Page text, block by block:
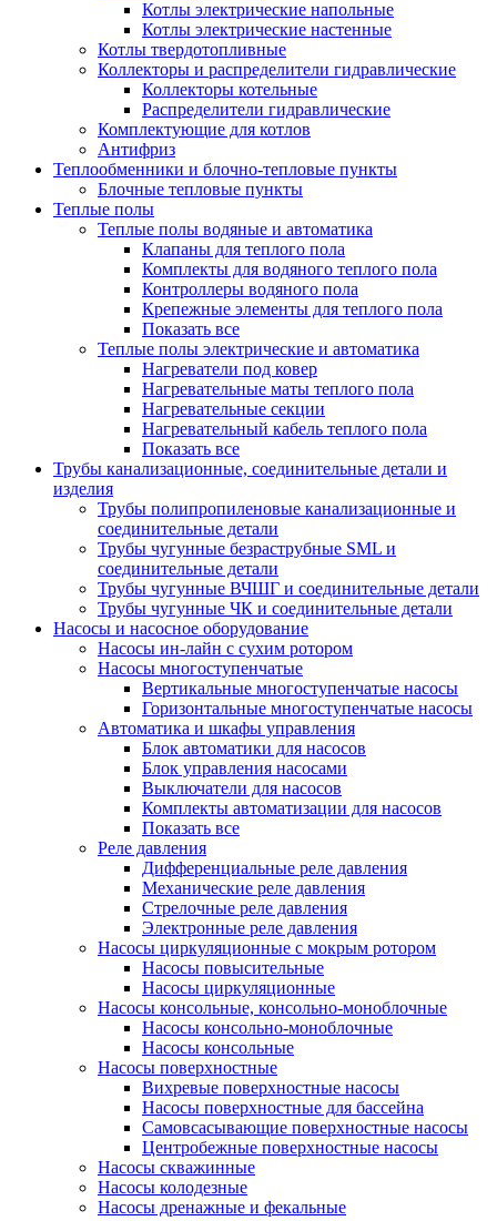
Котлы электрические напольные
Котлы электрические настенные
Котлы твердотопливные
Коллекторы и распределители гидравлические
Коллекторы котельные
Распределители гидравлические
Комплектующие для котлов
Антифриз
Теплообменники и блочно-тепловые пункты
Блочные тепловые пункты
Теплые полы
Теплые полы водяные и автоматика
Клапаны для теплого пола
Комплекты для водяного теплого пола
Контроллеры водяного пола
Крепежные элементы для теплого пола
Показать все
Теплые полы электрические и автоматика
Нагреватели под ковер
Нагревательные маты теплого пола
Нагревательные секции
Нагревательный кабель теплого пола
Показать все
Трубы канализационные, соединительные детали и
изделия
Трубы полипропиленовые канализационные и
соединительные детали
Трубы чугунные безраструбные SML и
соединительные детали
Трубы чугунные ВЧШГ и соединительные детали
Трубы чугунные ЧК и соединительные детали
Насосы и насосное оборудование
Насосы ин-лайн с сухим ротором
Насосы многоступенчатые
Вертикальные многоступенчатые насосы
Горизонтальные многоступенчатые насосы
Автоматика и шкафы управления
Блок автоматики для насосов
Блок управления насосами
Выключатели для насосов
Комплекты автоматизации для насосов
Показать все
Реле давления
Дифференциальные реле давления
Механические реле давления
Стрелочные реле давления
Электронные реле давления
Насосы циркуляционные с мокрым ротором
Насосы повысительные
Насосы циркуляционные
Насосы консольные, консольно-моноблочные
Насосы консольно-моноблочные
Насосы консольные
Насосы поверхностные
Вихревые поверхностные насосы
Насосы поверхностные для бассейна
Самовсасывающие поверхностные насосы
Центробежные поверхностные насосы
Насосы скважинные
Насосы колодезные
Насосы дренажные и фекальные